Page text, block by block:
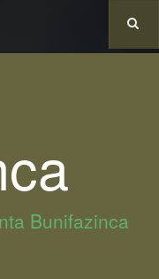
Bunifazinca